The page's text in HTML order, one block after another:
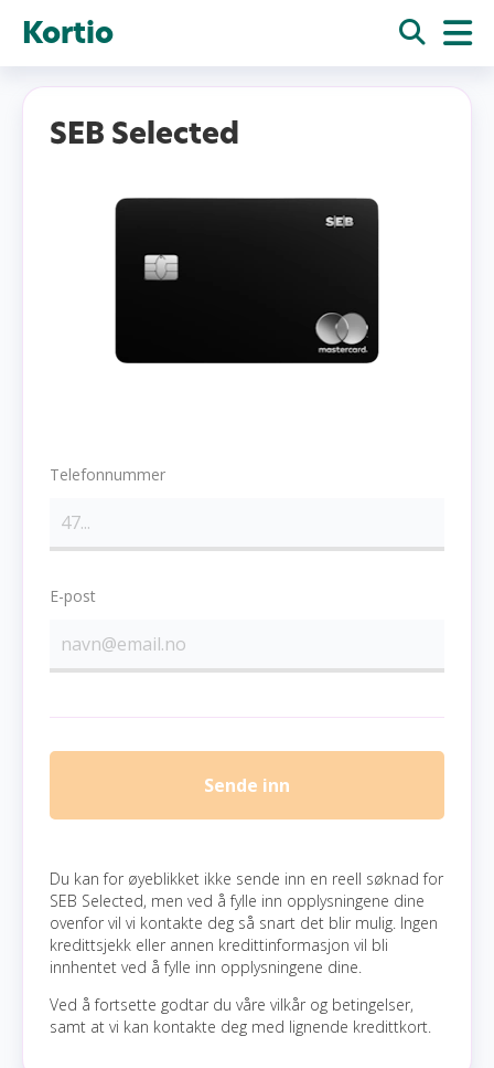
Kortio
SEB Selected
Telefonnummer
E-post
Sende inn
Du kan for øyeblikket ikke sende inn en reell søknad for
SEB Selected, men ved å fylle inn opplysningene dine
ovenfor vil vi kontakte deg så snart det blir mulig. Ingen
kredittsjekk eller annen kredittinformasjon vil bli
innhentet ved å fylle inn opplysningene dine.
Ved å fortsette godtar du våre vilkår og betingelser,
samt at vi kan kontakte deg med lignende kredittkort.